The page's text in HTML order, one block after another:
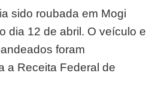
sido roubada em Mogi
dia 12 de abril. O veículo e
foram
a Receita Federal de